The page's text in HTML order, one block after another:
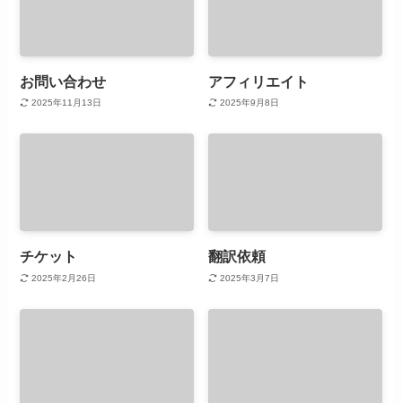
お問い合わせ
2025年11月13日
アフィリエイト
2025年9月8日
チケット
2025年2月26日
翻訳依頼
2025年3月7日